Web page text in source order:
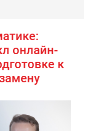
онлайн-
к